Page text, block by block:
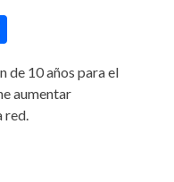
de 10 años para el
aumentar
red.